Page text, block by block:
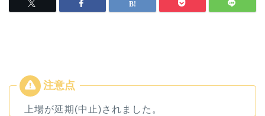
上場が延期(中止)されました。